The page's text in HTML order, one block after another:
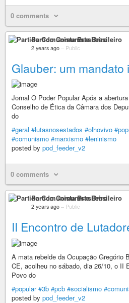
0 comments
Partido Comunista Brasileiro
2 years ago – Public
Glauber: um
Jornal O Poder Popular Após a
Conselho de Ética da Câmara dos
do
#geral #lutasnosestados #olhovivo
#comunismo #marxismo #leninismo
posted by pod_feeder_v2
0 comments
Partido Comunista Brasileiro
2 years ago – Public
II Encontro de
A mata rebelde da Ocupação Gregório
CE, acolheu no sábado, dia 26/10, o II
Povo do
#popular #3b #pcb #socialismo
posted by pod_feeder_v2